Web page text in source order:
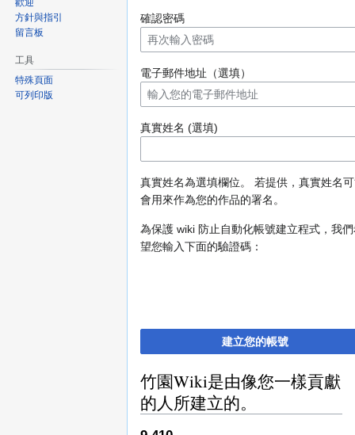
確認密碼
電子郵件地址（選填）
真實姓名 (選填)
真實姓名為選填欄位。 若提供，真實姓名
會用來作為您的作品的署名。
為保護 wiki 防止自動化帳號建立程式，我
望您輸入下面的驗證碼：
建立您的帳號
竹園Wiki是由像您一樣貢獻
的人所建立的。
方針與指引
留言板
工具
特殊頁面
可列印版